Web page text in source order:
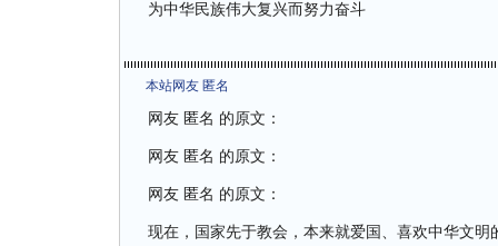
为中华民族伟大复兴而努力奋斗
本站网友 匿名
网友 匿名 的原文：
网友 匿名 的原文：
网友 匿名 的原文：
现在，国家先于教会，本来就爱国、喜欢中华文明